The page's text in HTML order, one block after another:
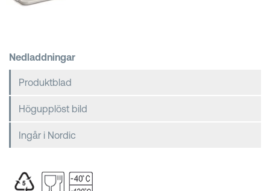
Nedladdningar
Produktblad
Högupplöst bild
Ingår i Nordic